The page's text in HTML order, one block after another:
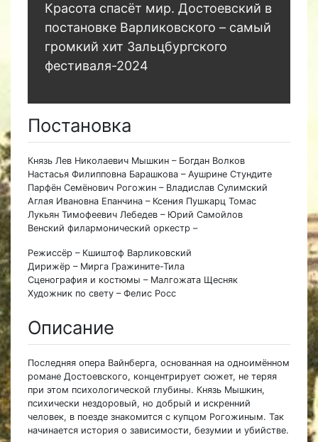
Красота спасёт мир. Достоевский в
постановке Варликовского – самый
громкий хит Зальцбургского
фестиваля-2024
Постановка
Князь Лев Николаевич Мышкин – Богдан Волков
Настасья Филипповна Барашкова – Аушрине Стундите
Парфён Семёнович Рогожин – Владислав Сулимский
Аглая Ивановна Епанчина – Ксения Пушкарц Томас
Лукьян Тимофеевич Лебедев – Юрий Самойлов
Венский филармонический оркестр –
Режиссёр – Кшиштоф Варликовский
Дирижёр – Мирга Гражините-Тила
Сценография и костюмы – Малгожата Щесняк
Художник по свету – Фелис Росс
Описание
Последняя опера Вайнберга, основанная на одноимённом
романе Достоевского, концентрирует сюжет, не теряя
при этом психологической глубины. Князь Мышкин,
психически нездоровый, но добрый и искренний
человек, в поезде знакомится с купцом Рогожиным. Так
начинается история о зависимости, безумии и убийстве.